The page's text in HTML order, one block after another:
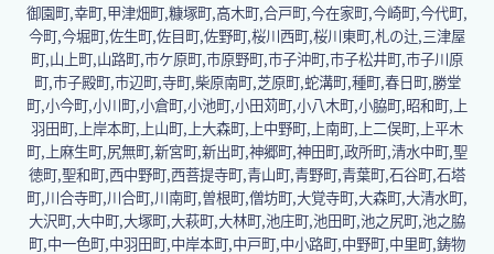
御園町,幸町,甲津畑町,糠塚町,高木町,合戸町,今在家町,今崎町,今代町,
今町,今堀町,佐生町,佐目町,佐野町,桜川西町,桜川東町,札の辻,三津屋
町,山上町,山路町,市ケ原町,市原野町,市子沖町,市子松井町,市子川原
町,市子殿町,市辺町,寺町,柴原南町,芝原町,蛇溝町,種町,春日町,勝堂
町,小今町,小川町,小倉町,小池町,小田苅町,小八木町,小脇町,昭和町,上
羽田町,上岸本町,上山町,上大森町,上中野町,上南町,上二俣町,上平木
町,上麻生町,尻無町,新宮町,新出町,神郷町,神田町,政所町,清水中町,聖
徳町,聖和町,西中野町,西菩提寺町,青山町,青野町,青葉町,石谷町,石塔
町,川合寺町,川合町,川南町,曽根町,僧坊町,大覚寺町,大森町,大清水町,
大沢町,大中町,大塚町,大萩町,大林町,池庄町,池田町,池之尻町,池之脇
町,中一色町,中羽田町,中岸本町,中戸町,中小路町,中野町,中里町,鋳物